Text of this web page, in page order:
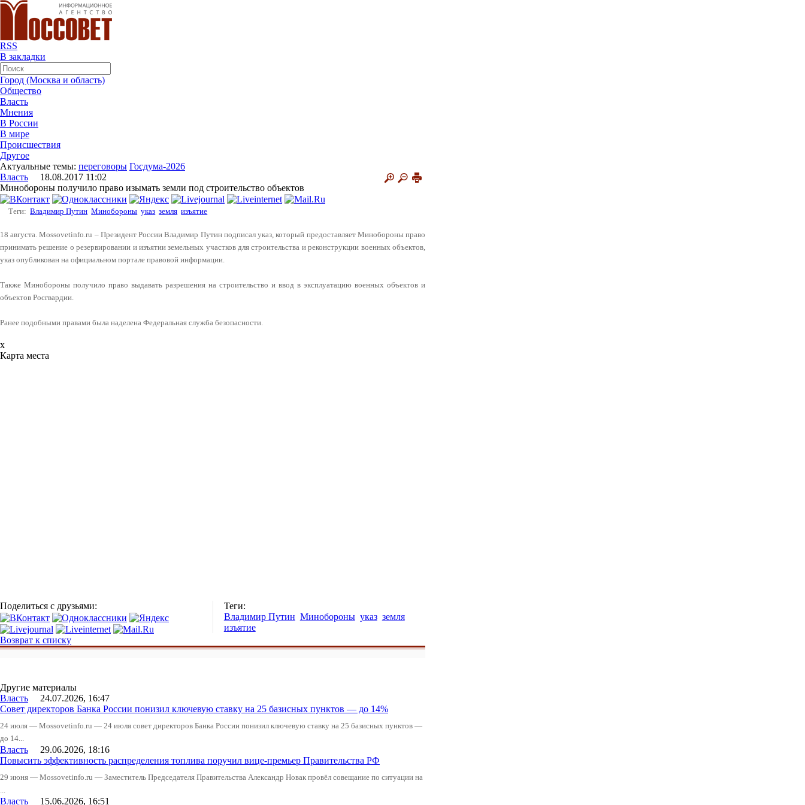
RSS
В закладки
Город (Москва и область)
Общество
Власть
Мнения
В России
В мире
Происшествия
Другое
Актуальные темы: переговоры Госдума-2026
Власть 18.08.2017 11:02
Минобороны получило право изымать земли под строительство объектов
Теги: Владимир Путин Минобороны указ земля изъятие
18 августа. Mossovetinfo.ru – Президент России Владимир Путин подписал указ, который предоставляет Минобороны право
принимать решение о резервировании и изъятии земельных участков для строительства и реконструкции военных объектов,
указ опубликован на официальном портале правовой информации.
Также Минобороны получило право выдавать разрешения на строительство и ввод в эксплуатацию военных объектов и
объектов Росгвардии.
Ранее подобными правами была наделена Федеральная служба безопасности.
x
Карта места
Поделиться с друзьями:
Теги:
Владимир Путин Минобороны указ земля
изъятие
Возврат к списку
Другие материалы
Власть 24.07.2026, 16:47
Совет директоров Банка России понизил ключевую ставку на 25 базисных пунктов — до 14%
24 июля — Mossovetinfo.ru — 24 июля совет директоров Банка России понизил ключевую ставку на 25 базисных пунктов —
до 14...
Власть 29.06.2026, 18:16
Повысить эффективность распределения топлива поручил вице-премьер Правительства РФ
29 июня — Mossovetinfo.ru — Заместитель Председателя Правительства Александр Новак провёл совещание по ситуации на
...
Власть 15.06.2026, 16:51